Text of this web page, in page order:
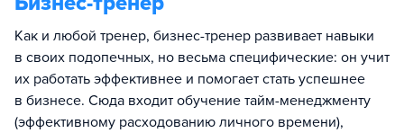
Как и любой тренер, бизнес-тренер развивает навыки
в своих подопечных, но весьма специфические: он учит
их работать эффективнее и помогает стать успешнее
в бизнесе. Сюда входит обучение тайм-менеджменту
(эффективному расходованию личного времени),